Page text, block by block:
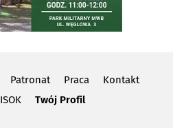
Patronat Praca
Kontakt
ISOK Twój Profil